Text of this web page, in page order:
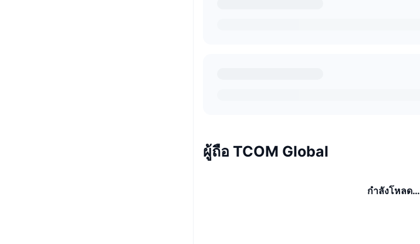
ผู้ถือ TCOM Global
กำลังโหลด…